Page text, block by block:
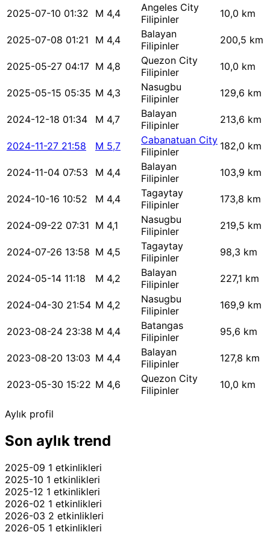
2025-07-10 01:32 M 4,4
Angeles City
Filipinler
10,0 km
2025-07-08 01:21 M 4,4
Balayan
Filipinler
200,5 km
2025-05-27 04:17 M 4,8
Quezon City
Filipinler
10,0 km
2025-05-15 05:35 M 4,3
Nasugbu
Filipinler
129,6 km
2024-12-18 01:34 M 4,7
Balayan
Filipinler
213,6 km
2024-11-27 21:58 M 5,7
Cabanatuan City
Filipinler
182,0 km
2024-11-04 07:53 M 4,4
Balayan
Filipinler
103,9 km
2024-10-16 10:52 M 4,4
Tagaytay
Filipinler
173,8 km
2024-09-22 07:31 M 4,1
Nasugbu
Filipinler
219,5 km
2024-07-26 13:58 M 4,5
Tagaytay
Filipinler
98,3 km
2024-05-14 11:18 M 4,2
Balayan
Filipinler
227,1 km
2024-04-30 21:54 M 4,2
Nasugbu
Filipinler
169,9 km
2023-08-24 23:38 M 4,4
Batangas
Filipinler
95,6 km
2023-08-20 13:03 M 4,4
Balayan
Filipinler
127,8 km
2023-05-30 15:22 M 4,6
Quezon City
Filipinler
10,0 km
Aylık profil
Son aylık trend
2025-09 1 etkinlikleri
2025-10 1 etkinlikleri
2025-12 1 etkinlikleri
2026-02 1 etkinlikleri
2026-03 2 etkinlikleri
2026-05 1 etkinlikleri